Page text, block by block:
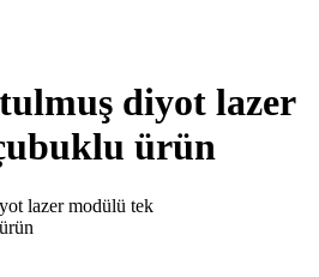
diyot lazer
ürün